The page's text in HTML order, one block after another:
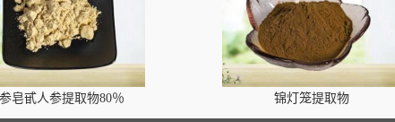
皂甙人参提取物80％ 锦灯笼提取物